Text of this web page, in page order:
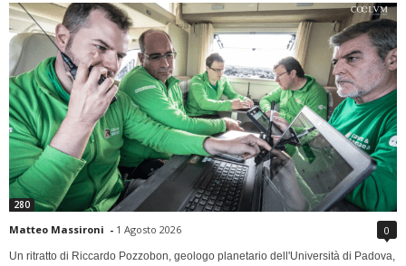
280
Matteo Massironi - 1 Agosto 2026 0
Un ritratto di Riccardo Pozzobon, geologo planetario dell'Università di Padova,